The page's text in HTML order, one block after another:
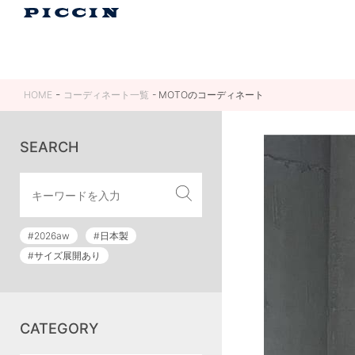
HOME コーディネート一覧 MOTOのコーディネート
SEARCH
#2026aw
#日本製
#サイズ展開あり
CATEGORY